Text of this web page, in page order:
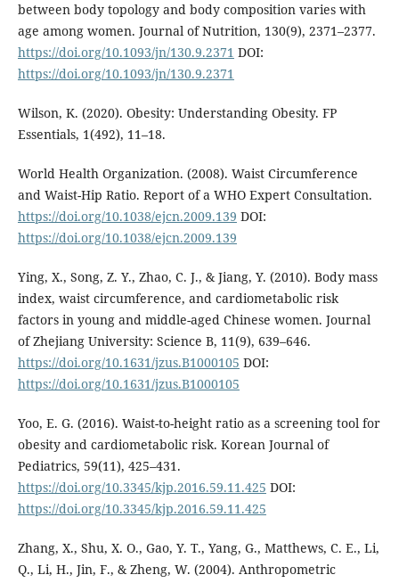
between body topology and body composition varies with
age among women. Journal of Nutrition, 130(9), 2371–2377.
https://doi.org/10.1093/jn/130.9.2371 DOI:
https://doi.org/10.1093/jn/130.9.2371
Wilson, K. (2020). Obesity: Understanding Obesity. FP
Essentials, 1(492), 11–18.
World Health Organization. (2008). Waist Circumference
and Waist-Hip Ratio. Report of a WHO Expert Consultation.
https://doi.org/10.1038/ejcn.2009.139 DOI:
https://doi.org/10.1038/ejcn.2009.139
Ying, X., Song, Z. Y., Zhao, C. J., & Jiang, Y. (2010). Body mass
index, waist circumference, and cardiometabolic risk
factors in young and middle-aged Chinese women. Journal
of Zhejiang University: Science B, 11(9), 639–646.
https://doi.org/10.1631/jzus.B1000105 DOI:
https://doi.org/10.1631/jzus.B1000105
Yoo, E. G. (2016). Waist-to-height ratio as a screening tool for
obesity and cardiometabolic risk. Korean Journal of
Pediatrics, 59(11), 425–431.
https://doi.org/10.3345/kjp.2016.59.11.425 DOI:
https://doi.org/10.3345/kjp.2016.59.11.425
Zhang, X., Shu, X. O., Gao, Y. T., Yang, G., Matthews, C. E., Li,
Q., Li, H., Jin, F., & Zheng, W. (2004). Anthropometric